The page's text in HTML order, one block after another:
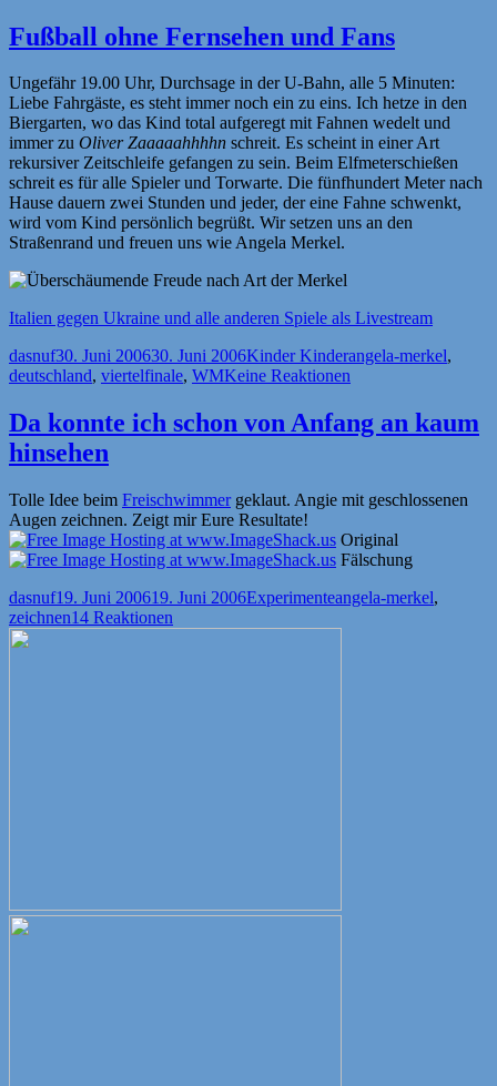
Fußball ohne Fernsehen und Fans
Ungefähr 19.00 Uhr, Durchsage in der U-Bahn, alle 5 Minuten:
Liebe Fahrgäste, es steht immer noch ein zu eins. Ich hetze in den
Biergarten, wo das Kind total aufgeregt mit Fahnen wedelt und
immer zu Oliver Zaaaaahhhhn schreit. Es scheint in einer Art
rekursiver Zeitschleife gefangen zu sein. Beim Elfmeterschießen
schreit es für alle Spieler und Torwarte. Die fünfhundert Meter nach
Hause dauern zwei Stunden und jeder, der eine Fahne schwenkt,
wird vom Kind persönlich begrüßt. Wir setzen uns an den
Straßenrand und freuen uns wie Angela Merkel.
Italien gegen Ukraine und alle anderen Spiele als Livestream
Autor
dasnufVeröffentlicht
am
30. Juni 200630. Juni 2006Kategorien
Kinder KinderSchlagwörter
angela-merkel,
deutschland, viertelfinale, WMKeine Reaktionen
Da konnte ich schon von Anfang an kaum
hinsehen
Tolle Idee beim Freischwimmergeklaut. Angie mit geschlossenen
Augen zeichnen. Zeigt mir Eure Resultate!
Original
Fälschung
Autor
dasnufVeröffentlicht
am
19. Juni 200619. Juni 2006Kategorien
ExperimenteSchlagwörter
angela-merkel,
zeichnen14 Reaktionen